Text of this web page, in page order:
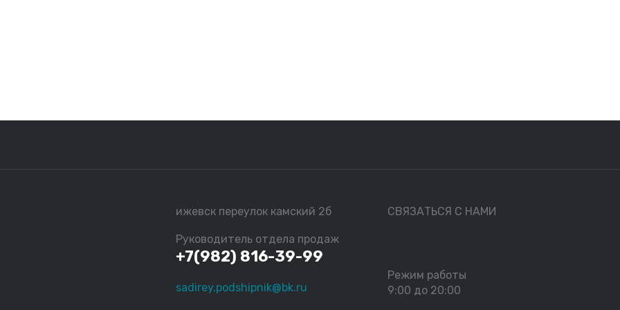
ижевск переулок камский 2б
Руководитель отдела продаж
+7(982) 816-39-99
sadirey.podshipnik@bk.ru
СВЯЗАТЬСЯ С НАМИ
Режим работы
9:00 до 20:00